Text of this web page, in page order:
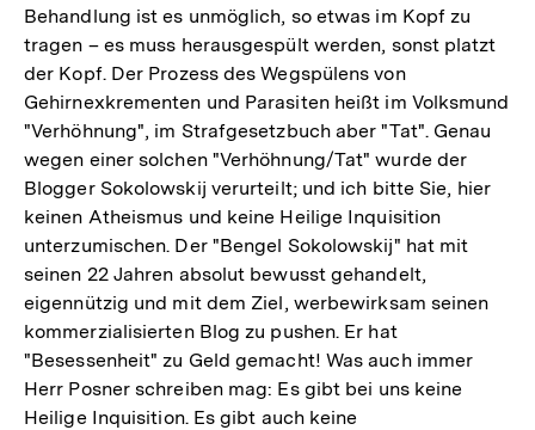
Behandlung ist es unmöglich, so etwas im Kopf zu
tragen – es muss herausgespült werden, sonst platzt
der Kopf. Der Prozess des Wegspülens von
Gehirnexkrementen und Parasiten heißt im Volksmund
"Verhöhnung", im Strafgesetzbuch aber "Tat". Genau
wegen einer solchen "Verhöhnung/Tat" wurde der
Blogger Sokolowskij verurteilt; und ich bitte Sie, hier
keinen Atheismus und keine Heilige Inquisition
unterzumischen. Der "Bengel Sokolowskij" hat mit
seinen 22 Jahren absolut bewusst gehandelt,
eigennützig und mit dem Ziel, werbewirksam seinen
kommerzialisierten Blog zu pushen. Er hat
"Besessenheit" zu Geld gemacht! Was auch immer
Herr Posner schreiben mag: Es gibt bei uns keine
Heilige Inquisition. Es gibt auch keine